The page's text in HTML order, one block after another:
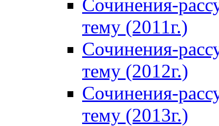
Сочинения-
тему (2011г.)
Сочинения-
тему (2012г.)
Сочинения-
тему (2013г.)